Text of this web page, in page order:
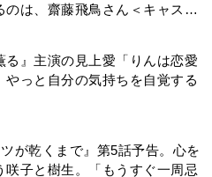
のは、齋藤飛鳥さん＜キャスト
る』主演の見上愛「りんは恋愛
やっと自分の気持ちを自覚する
ツが乾くまで』第5話予告。心を
咲子と樹生。「もうすぐ一周忌